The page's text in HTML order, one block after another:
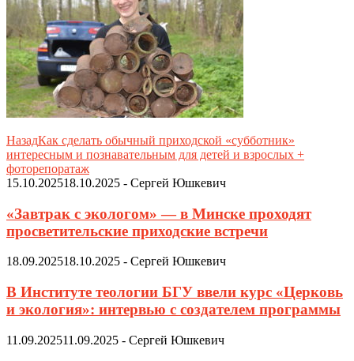
НазадКак сделать обычный приходской «субботник»
интересным и познавательным для детей и взрослых +
фоторепоратаж
15.10.202518.10.2025 - Сергей Юшкевич
«Завтрак с экологом» — в Минске проходят
просветительские приходские встречи
18.09.202518.10.2025 - Сергей Юшкевич
В Институте теологии БГУ ввели курс «Церковь
и экология»: интервью с создателем программы
11.09.202511.09.2025 - Сергей Юшкевич